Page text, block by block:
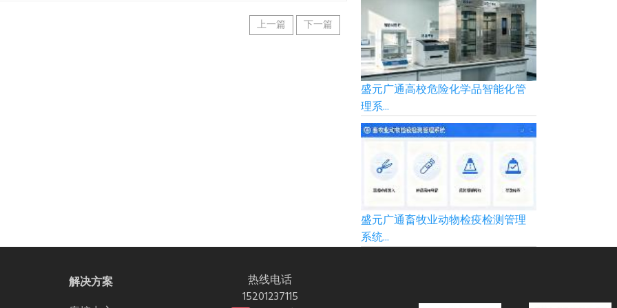
上一篇 下一篇
盛元广通高校危险化学品智能化管
理系...
盛元广通畜牧业动物检疫检测管理
系统...
解决方案
热线电话
15201237115